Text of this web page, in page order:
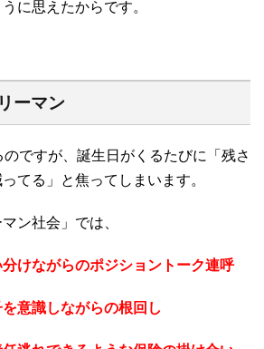
に思えたからです。
ーマン
ですが、誕生日がくるたびに「残さ
てる」と焦ってしまいます。
ン社会」では、
分けながらのポジショントーク連呼
を意識しながらの根回し